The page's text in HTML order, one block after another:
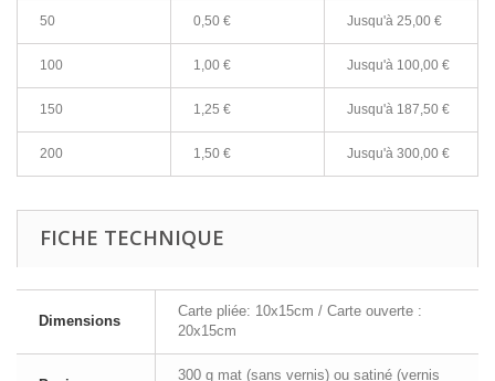
50 0,50 € Jusqu'à 25,00 €
100 1,00 € Jusqu'à 100,00 €
150 1,25 € Jusqu'à 187,50 €
200 1,50 € Jusqu'à 300,00 €
FICHE TECHNIQUE
Dimensions
Carte pliée: 10x15cm / Carte ouverte :
20x15cm
300 g mat (sans vernis) ou satiné (vernis